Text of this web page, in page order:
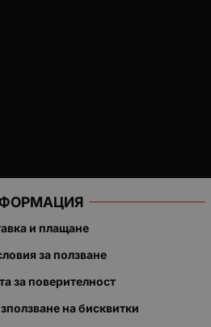
и плащане
за ползване
за поверителност
на бисквитки